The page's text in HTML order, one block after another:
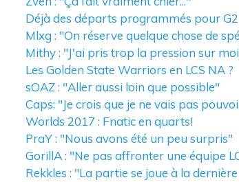
Déjà des départs programmés pour G2
Mlxg : "On réserve quelque chose de
Mithy : "J'ai pris trop la pression sur
Les Golden State Warriors en LCS NA ?
sOAZ : "Aller aussi loin que possible"
Caps: "Je crois que je ne vais pas
Worlds 2017 : Fnatic en quarts!
PraY : "Nous avons été un peu surpris"
GorillA : "Ne pas affronter une équipe
Rekkles : "La partie se joue à la